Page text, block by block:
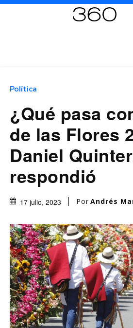
Política
¿Qué pasa
de las Flores
Daniel
respondió
17 julio, 2023 Por Andrés